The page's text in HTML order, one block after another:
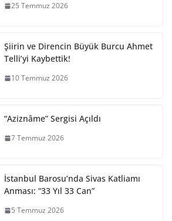
25 Temmuz 2026
Şiirin ve Direncin Büyük Burcu Ahmet
Telli’yi Kaybettik!
10 Temmuz 2026
“Aziznâme” Sergisi Açıldı
7 Temmuz 2026
İstanbul Barosu’nda Sivas Katliamı
Anması: “33 Yıl 33 Can”
5 Temmuz 2026